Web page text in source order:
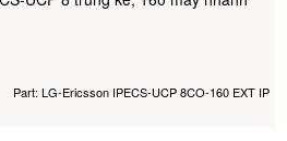
Part: LG-Ericsson IPECS-UCP 8CO-160 EXT IP